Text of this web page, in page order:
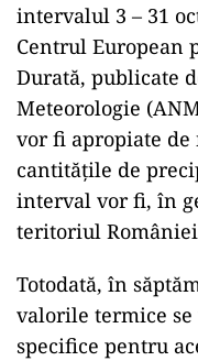
intervalul 3 – 31
Centrul European
Durată, publicate
Meteorologie
vor fi apropiate
cantităţile de
interval vor fi, în
teritoriul
Totodată, în
valorile termice
specifice pentru